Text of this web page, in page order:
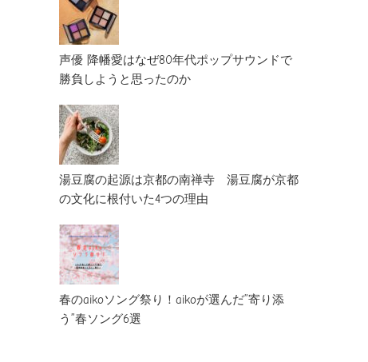
声優 降幡愛はなぜ80年代ポップサウンドで
勝負しようと思ったのか
湯豆腐の起源は京都の南禅寺 湯豆腐が京都
の文化に根付いた4つの理由
春のaikoソング祭り！aikoが選んだ”寄り添
う”春ソング6選